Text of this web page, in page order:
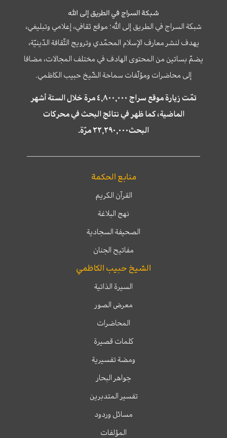
شبكة السراج في الطريق إلى الله
شبكة السراج في الطريق إلى الله؛ موقع ثقافي، إعلامي وتبليغي،
يهدف لنشر معارف الإسلام المحمّدي وترويج الثّقافة الدّينيّة،
يضمّ بساتين من المحتوى الهادف في مختلف المجالات، مضافا
إلى محاضرات ومؤلّفات سماحة الشّيخ حبيب الكاظمي.
تمّت زيارة موقع سراج ٤,٨٠٠,٠٠٠ مرة خلال الستة أشهر
الماضية، كما ظهر في نتائج البحث في محركات
البحث٢٢,٢٩٠,٠٠٠ مرّة.
منابع الحكمة
القرآن الكريم
نهج البلاغة
الصحيفة السجادية
مفاتيح الجنان
الشيخ حبيب الكاظمي
السيرة الذاتية
معرض الصور
المحاضرات
كلمات قصيرة
ومضة تفسيرية
جواهر البحار
تفسير المتدبرين
مسائل وردود
المؤلفات